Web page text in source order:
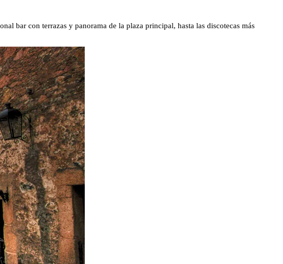
bar con terrazas y panorama de la plaza principal, hasta las discotecas más